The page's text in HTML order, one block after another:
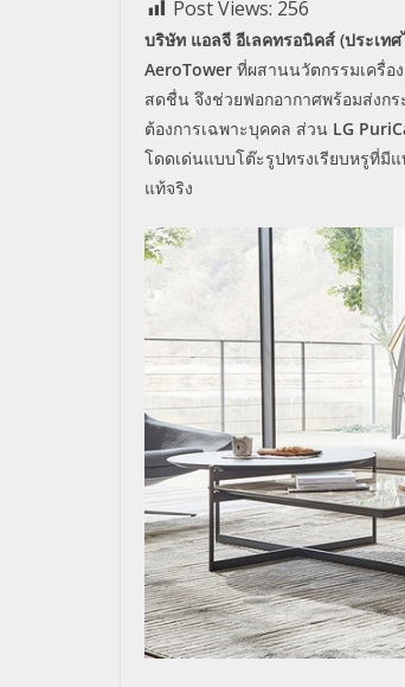
Post Views: 256
บริษัท แอลจี อีเลคทรอนิคส์ (ประเทศ
AeroTower ที่ผสานนวัตกรรมเครื่อ
สดชื่น จึงช่วยฟอกอากาศพร้อมส่งก
ต้องการเฉพาะบุคคล ส่วน LG
โดดเด่นแบบโต๊ะรูปทรงเรียบหรูที่มี
แท้จริง